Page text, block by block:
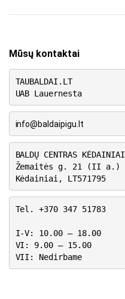
Mūsų kontaktai
TAUBALDAI.LT
UAB Lauernesta
info@baldaipigu.lt
BALDŲ CENTRAS KĖDAINIAI
Žemaitės g. 21 (II a.)
Kėdainiai, LT571795
Tel. +370 347 51783
I-V: 10.00 – 18.00
VI: 9.00 – 15.00
VII: Nedirbame